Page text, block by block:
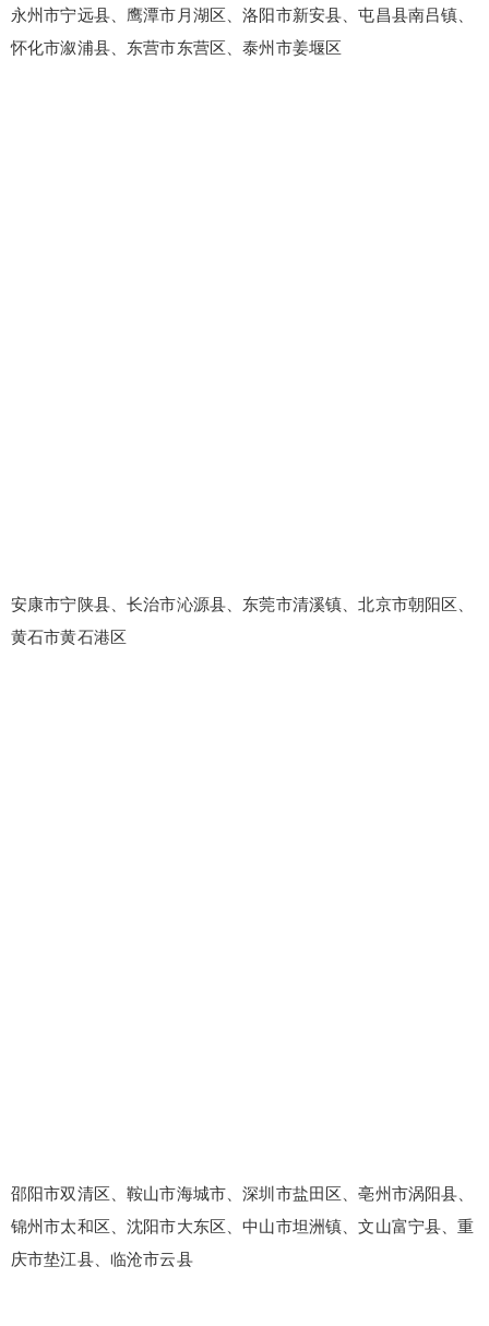
永州市宁远县、鹰潭市月湖区、洛阳市新安县、屯昌县南吕镇、
怀化市溆浦县、东营市东营区、泰州市姜堰区
安康市宁陕县、长治市沁源县、东莞市清溪镇、北京市朝阳区、
黄石市黄石港区
邵阳市双清区、鞍山市海城市、深圳市盐田区、亳州市涡阳县、
锦州市太和区、沈阳市大东区、中山市坦洲镇、文山富宁县、重
庆市垫江县、临沧市云县